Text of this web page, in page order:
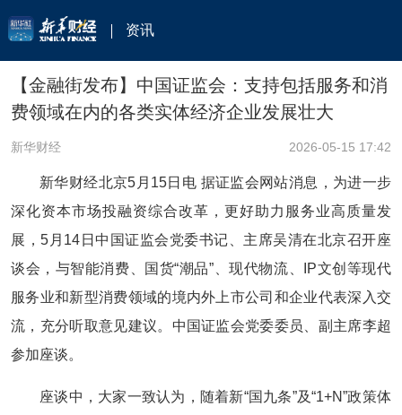
资讯
【金融街发布】中国证监会：支持包括服务和消
费领域在内的各类实体经济企业发展壮大
新华财经 2026-05-15 17:42
新华财经北京5月15日电 据证监会网站消息，为进一步
深化资本市场投融资综合改革，更好助力服务业高质量发
展，5月14日中国证监会党委书记、主席吴清在北京召开座
谈会，与智能消费、国货“潮品”、现代物流、IP文创等现代
服务业和新型消费领域的境内外上市公司和企业代表深入交
流，充分听取意见建议。中国证监会党委委员、副主席李超
参加座谈。
座谈中，大家一致认为，随着新“国九条”及“1+N”政策体